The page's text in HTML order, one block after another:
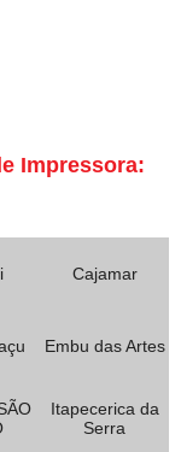
Impressora:
Cajamar
Embu das Artes
Itapecerica da
Serra